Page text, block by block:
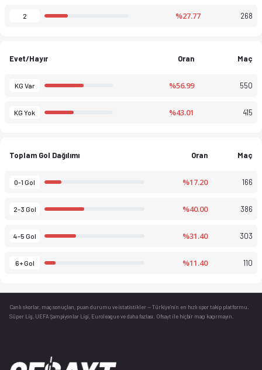
2 %27.77 268
Evet/Hayır Oran Maç
KG Var %56.99 550
KG Yok %43.01 415
Toplam Gol Dağılımı Oran Maç
0-1 Gol %17.20 166
2-3 Gol %40.00 386
4-5 Gol %31.40 303
6+ Gol %11.40 110
Canlı skorlar , maç sonuçları, puan durumu ve istatistikler — Türkiye’nin en hızlı spor takip platformu.
Süper Lig, UEFA Şampiyonlar Ligi, Euroleague ve daha fazlası. Ofsayt ile hiçbir maçı kaçırmayın.